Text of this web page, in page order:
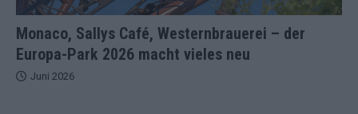
Monaco, Sallys Café, Westernbrauerei – der
Europa-Park 2026 macht vieles neu
Juni 2026